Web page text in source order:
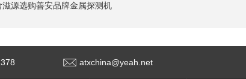
滋源选购善安品牌金属探测机
atxchina@yeah.net